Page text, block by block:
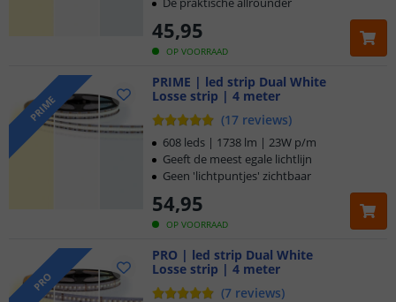
OP VOORRAAD
45,95
PRIME
PRIME | led strip Dual White
Losse strip | 4 meter
(17 reviews)
OP VOORRAAD
54,95
608 leds | 1738 lm | 23W p/m
Geeft de meest egale lichtlijn
Geen 'lichtpuntjes' zichtbaar
PRO
PRO | led strip Dual White
Losse strip | 4 meter
(7 reviews)
Klantbeoordeling 9.1